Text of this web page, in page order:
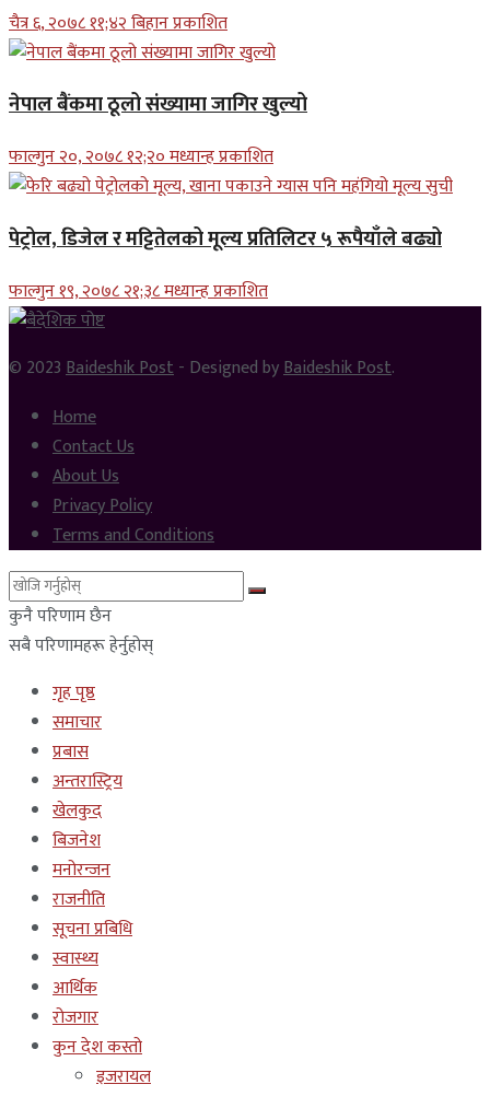
चैत्र ६, २०७८ ११;४२ बिहान प्रकाशित
नेपाल बैंकमा ठूलो संख्यामा जागिर खुल्यो
फाल्गुन २०, २०७८ १२;२० मध्यान्ह प्रकाशित
पेट्रोल, डिजेल र मट्टितेलको मूल्य प्रतिलिटर ५ रूपैयाँले बढ्यो
फाल्गुन १९, २०७८ २१;३८ मध्यान्ह प्रकाशित
© 2023Baideshik Post- Designed byBaideshik Post.
Home
Contact Us
About Us
Privacy Policy
Terms and Conditions
कुनै परिणाम छैन
सबै परिणामहरू हेर्नुहोस्
गृह पृष्ठ
समाचार
प्रबास
अन्तरास्ट्रिय
खेलकुद
बिजनेश
मनोरन्जन
राजनीति
सूचना प्रबिधि
स्वास्थ्य
आर्थिक
रोजगार
कुन देश कस्तो
इजरायल